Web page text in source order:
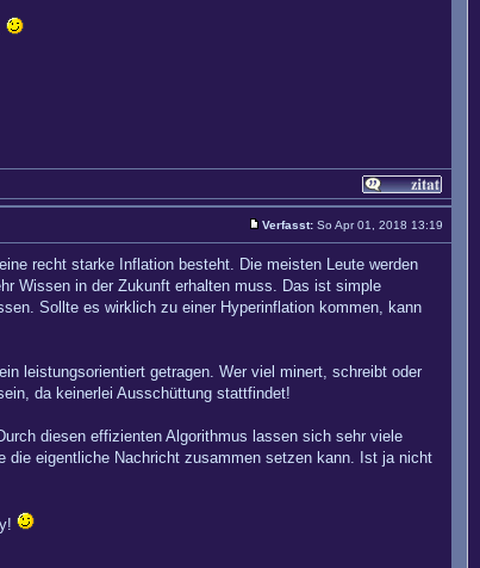
Verfasst: So Apr 01, 2018 13:19
recht starke Inflation besteht. Die meisten Leute werden
Wissen in der Zukunft erhalten muss. Das ist simple
Sollte es wirklich zu einer Hyperinflation kommen, kann
leistungsorientiert getragen. Wer viel minert, schreibt oder
da keinerlei Ausschüttung stattfindet!
diesen effizienten Algorithmus lassen sich sehr viele
die eigentliche Nachricht zusammen setzen kann. Ist ja nicht